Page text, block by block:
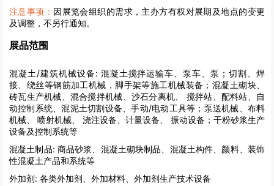
注意事项： 因展览会组织的需求，主办方有权对展期及地点的变更
及调整，不另行通知。
展品范围
混凝土/建筑机械设备: 混凝土搅拌运输车、泵车、泵；切割、焊
接、绕丝等钢筋加工机械，脚手架等施工机械装备；混凝土砌块、
砖瓦生产机械、混合搅拌机械、沙石分离机、 搅拌站、配料站、自
动控制系统、混泥土切割设备、手动/电动工具等；泵送机械、布料
机械、 喷射机械、 浇注设备、计量设备、 振动设备；干粉砂浆生产
设备及控制系统等
混凝土制品: 商品砂浆、混凝土砌块制品、混凝土构件、颜料、装饰
性混凝土产品和系统等
外加剂: 各类外加剂、外加材料、外加剂生产技术设备